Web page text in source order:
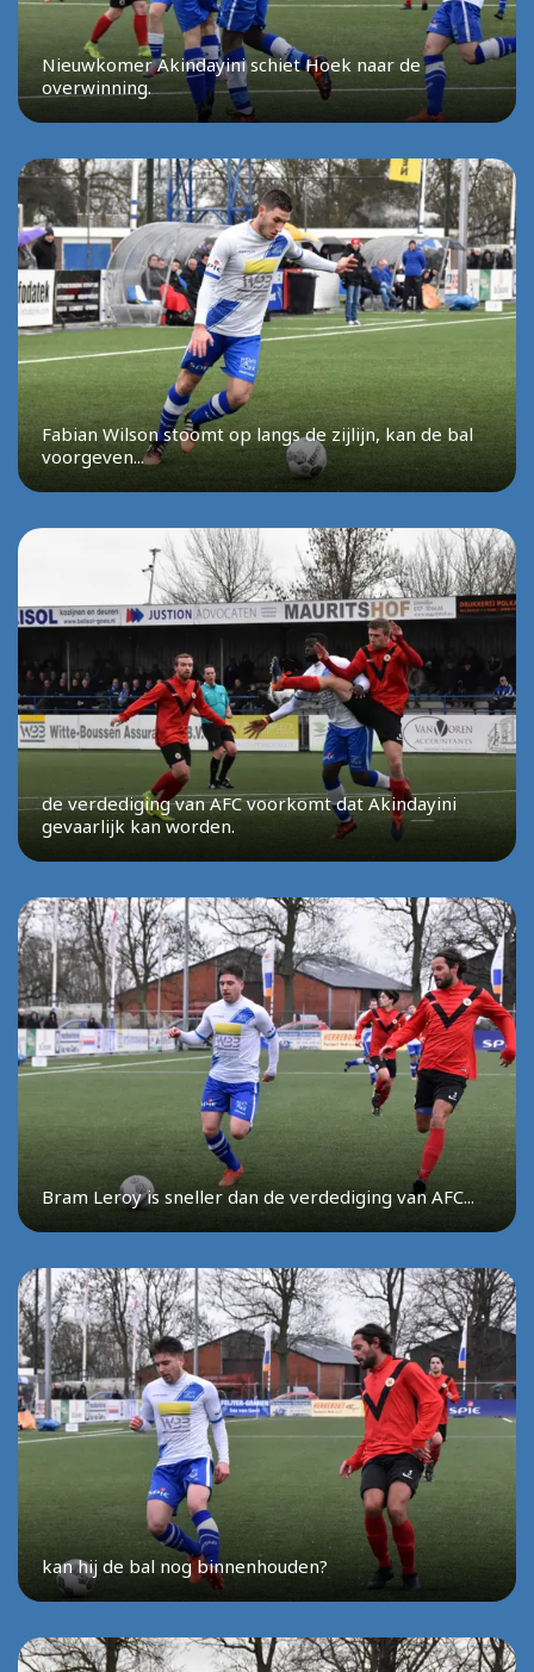
Nieuwkomer Akindayini schiet Hoek naar de
overwinning.
Fabian Wilson stoomt op langs de zijlijn, kan de bal
voorgeven...
de verdediging van AFC voorkomt dat Akindayini
gevaarlijk kan worden.
Bram Leroy is sneller dan de verdediging van AFC...
kan hij de bal nog binnenhouden?